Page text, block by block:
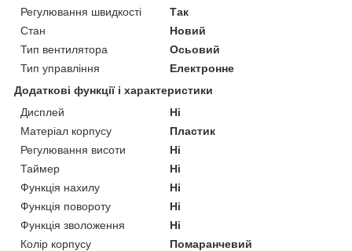
Регулювання швидкості
Так
Стан
Новий
Тип вентилятора
Осьовий
Тип управління
Електронне
Додаткові функції і характеристики
Дисплей
Ні
Матеріал корпусу
Пластик
Регулювання висоти
Ні
Таймер
Ні
Функція нахилу
Ні
Функція повороту
Ні
Функція зволоження
Ні
Колір корпусу
Помаранчевий